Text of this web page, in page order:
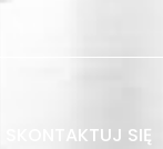
SKONTAKTUJ SIĘ